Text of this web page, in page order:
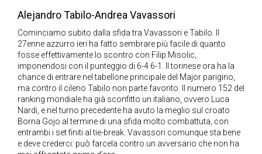
Alejandro Tabilo-Andrea Vavassori
Cominciamo subito dalla sfida tra Vavassori e Tabilo. Il
27enne azzurro ieri ha fatto sembrare più facile di quanto
fosse effettivamente lo scontro con Filip Misolic,
imponendosi con il punteggio di 6-4 6-1. Il torinese ora ha la
chance di entrare nel tabellone principale del Major parigino,
ma contro il cileno Tabilo non parte favorito. Il numero 152 del
ranking mondiale ha già sconfitto un italiano, ovvero Luca
Nardi, e nel turno precedente ha avuto la meglio sul croato
Borna Gojo al termine di una sfida molto combattuta, con
entrambi i set finiti al tie-break. Vavassori comunque sta bene
e deve crederci: può farcela contro un avversario che non ha